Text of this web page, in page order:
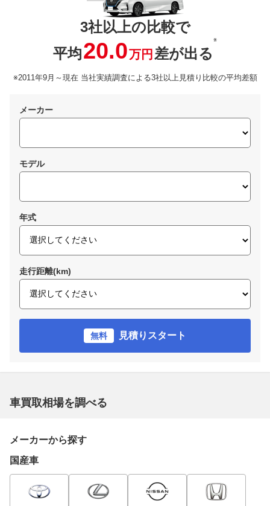
3社以上の比較で
平均20.0万円 差が出る
※
※2011年9月～現在 当社実績調査による3社以上見積り比較の平均差額
メーカー
モデル
年式
走行距離(km)
無料 見積りスタート
車買取相場を調べる
メーカーから探す
国産車